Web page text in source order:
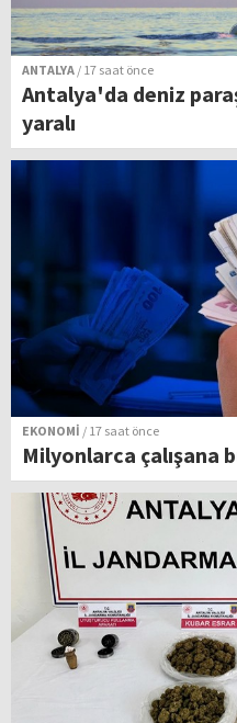
ANTALYA / 17 saat önce
Antalya'da deniz
yaralı
EKONOMİ / 17 saat önce
Milyonlarca çalışana